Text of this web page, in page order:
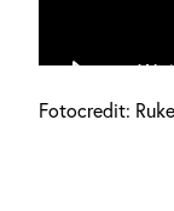
Fotocredit: